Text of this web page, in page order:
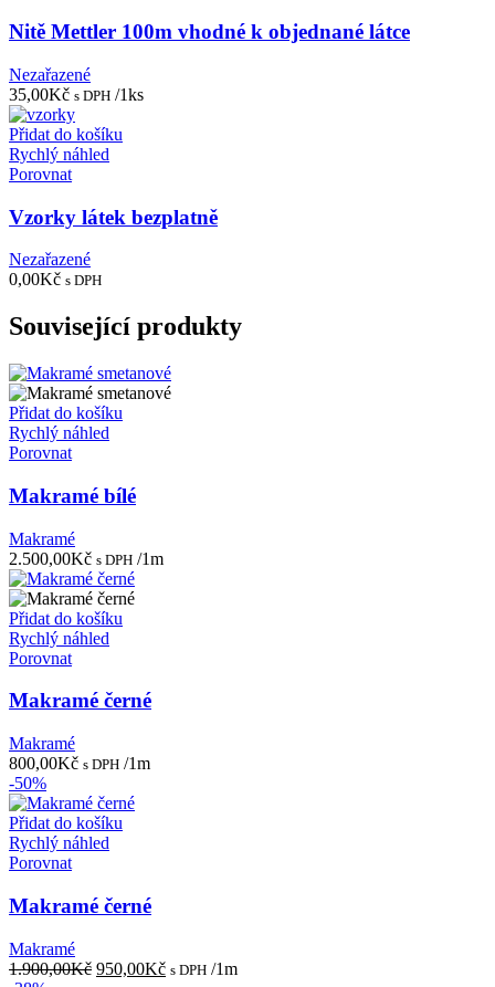
Nitě Mettler 100m vhodné k objednané látce
Nezařazené
35,00Kč s DPH /1ks
Přidat do košíku
Rychlý náhled
Porovnat
Vzorky látek bezplatně
Nezařazené
0,00Kč s DPH
Související produkty
Přidat do košíku
Rychlý náhled
Porovnat
Makramé bílé
Makramé
2.500,00Kč s DPH /1m
Přidat do košíku
Rychlý náhled
Porovnat
Makramé černé
Makramé
800,00Kč s DPH /1m
-50%
Přidat do košíku
Rychlý náhled
Porovnat
Makramé černé
Makramé
1.900,00Kč Původní
950,00KčAktuální
s DPH /1m